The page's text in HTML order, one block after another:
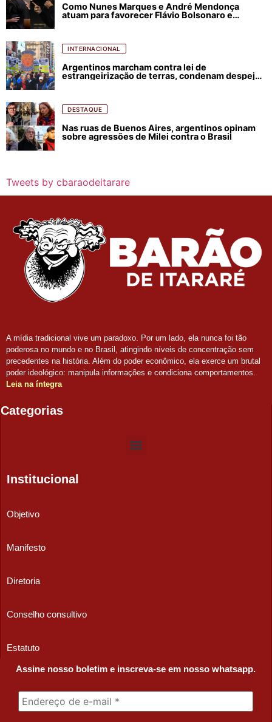
Como Nunes Marques e André Mendonça
atuam para favorecer Flávio Bolsonaro e
INTERNACIONAL
Argentinos marcham contra lei de
estrangeirização de terras, condenam despejos
DESTAQUE
Nas ruas de Buenos Aires, argentinos opinam
sobre agressões de Milei contra o Brasil
Tweets by cbaraodeitarare
A mídia tradicional vive um paradoxo. Por um lado, ela nunca foi tão
poderosa no mundo e no Brasil, atingindo níveis de concentração sem
precedentes na história. Além do poder econômico, ela exerce um brutal
poder ideológico: manipula informações e condiciona comportamentos.
Leia na íntegra
Categorias
Institucional
Objetivo
Manifesto
Diretoria
Conselho consultivo
Estatuto
Assine nosso boletim e inscreva-se em nosso whatsapp.